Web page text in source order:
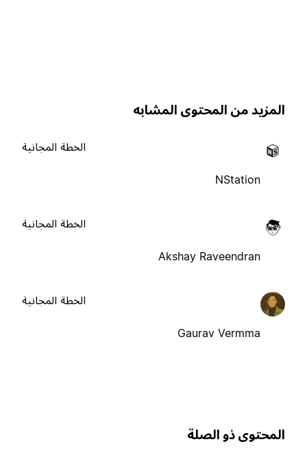
من المحتوى المشابه
NStation
الخطة المجانية
Akshay Raveendran
الخطة المجانية
Gaurav Vermma
الخطة المجانية
ذو الصلة